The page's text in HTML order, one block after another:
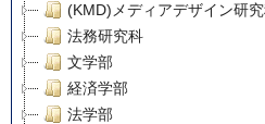
(KMD)メディアデザイン研
法務研究科
文学部
経済学部
法学部